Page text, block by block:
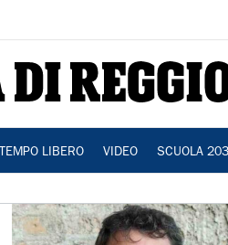
TEMPO LIBERO VIDEO SCUOLA